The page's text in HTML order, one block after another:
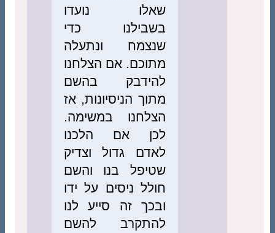
שאלו נועדו
בשבילנו כדי
שנצמח ונתעלה
מתוכם. אם הצלחנו
להידבק בהשם
מתוך הניסיונות, אז
הצלחנו במשימה.
לכן אם הלכנו
לאדם גדול וצדיק
שטיפל בנו והשם
חולל ניסים על ידו
ובכך זה סייע לנו
להתקרב להשם